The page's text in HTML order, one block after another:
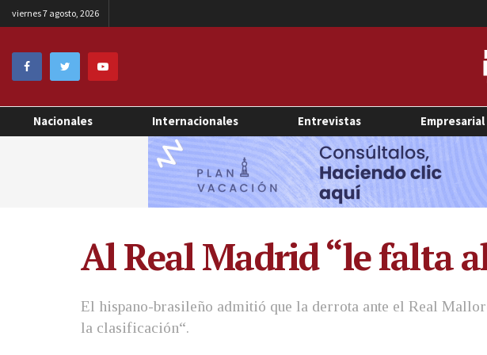
viernes 7 agosto, 2026
Nacionales Internacionales Entrevistas Empresarial
Al Real Madrid “le falta
El hispano-brasileño admitió que la derrota ante el Real
la clasificación“.